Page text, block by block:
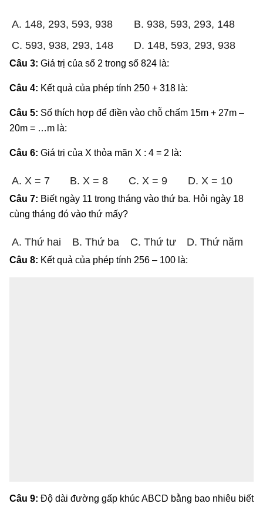
A. 148, 293, 593, 938
B. 938, 593, 293, 148
C. 593, 938, 293, 148
D. 148, 593, 293, 938
Câu 3: Giá trị của số 2 trong số 824 là:
Câu 4: Kết quả của phép tính 250 + 318 là:
Câu 5: Số thích hợp để điền vào chỗ chấm 15m + 27m –
20m = …m là:
Câu 6: Giá trị của X thỏa mãn X : 4 = 2 là:
A. X = 7 B. X = 8 C. X = 9 D. X = 10
Câu 7: Biết ngày 11 trong tháng vào thứ ba. Hỏi ngày 18
cùng tháng đó vào thứ mấy?
A. Thứ hai B. Thứ ba C. Thứ tư D. Thứ năm
Câu 8: Kết quả của phép tính 256 – 100 là:
Câu 9: Độ dài đường gấp khúc ABCD bằng bao nhiêu biết